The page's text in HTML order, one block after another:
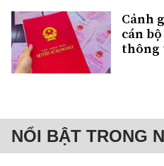
Cảnh
cán
thông
NỔI BẬT TRONG